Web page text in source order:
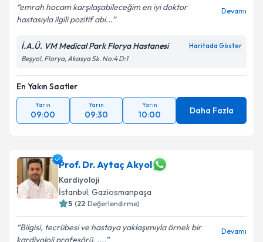
Metni'ni okudum ve kişisel verilerimin belirtilen
kapsamda işlenmesini kabul ediyorum.
Takvim Talebini Gönder
emrah hocam karşılaşabileceğim en iyi doktor
hastasıyla ilgili pozitif abi...
Devamı
İ.A.Ü. VM Medical Park Florya Hastanesi Haritada Göster
Beşyol, Florya, Akasya Sk. No:4 D:1
En Yakın Saatler
Yarın
09:00
Yarın
09:30
Yarın
10:00 Daha Fazla
Prof. Dr. Aytaç Akyol
Kardiyoloji
İstanbul, Gaziosmanpaşa
5 (22 Değerlendirme)
Bilgisi, tecrübesi ve hastaya yaklaşımıyla örnek bir
kardiyoloji profesörü. ....
Devamı